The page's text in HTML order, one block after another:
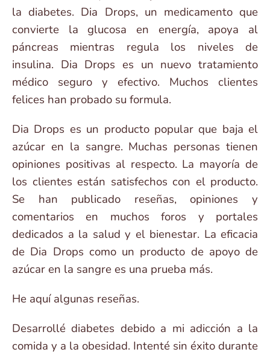
la diabetes. Dia Drops, un medicamento que
convierte la glucosa en energía, apoya al
páncreas mientras regula los niveles de
insulina. Dia Drops es un nuevo tratamiento
médico seguro y efectivo. Muchos clientes
felices han probado su formula.
Dia Drops es un producto popular que baja el
azúcar en la sangre. Muchas personas tienen
opiniones positivas al respecto. La mayoría de
los clientes están satisfechos con el producto.
Se han publicado reseñas, opiniones y
comentarios en muchos foros y portales
dedicados a la salud y el bienestar. La eficacia
de Dia Drops como un producto de apoyo de
azúcar en la sangre es una prueba más.
He aquí algunas reseñas.
Desarrollé diabetes debido a mi adicción a la
comida y a la obesidad. Intenté sin éxito durante